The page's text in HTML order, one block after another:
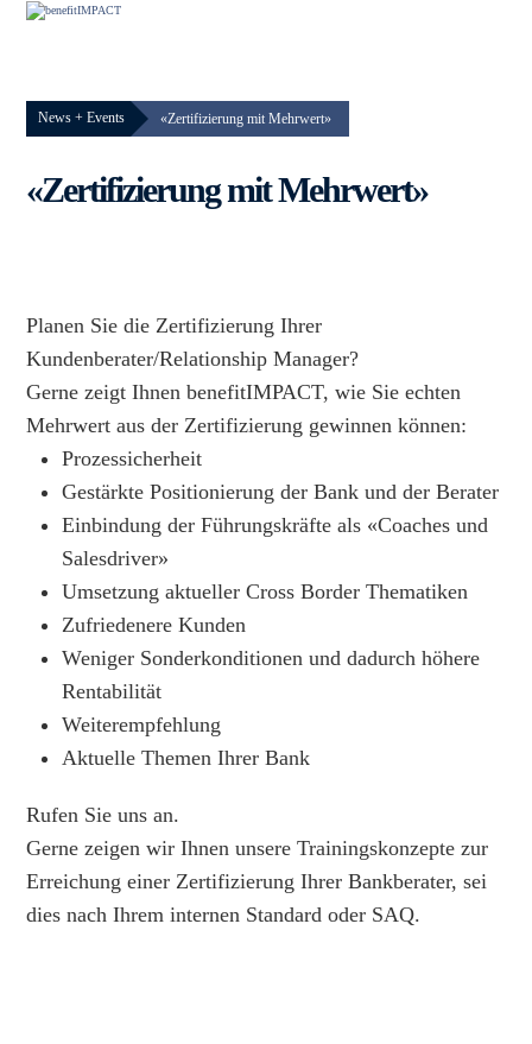
Open
menu
Close
menu
News + Events «Zertifizierung mit Mehrwert»
«Zertifizierung mit Mehrwert»
Planen Sie die Zertifizierung Ihrer
Kundenberater/Relationship Manager?
Gerne zeigt Ihnen benefitIMPACT, wie Sie echten
Mehrwert aus der Zertifizierung gewinnen können:
Prozessicherheit
Gestärkte Positionierung der Bank und der Berater
Einbindung der Führungskräfte als «Coaches und
Salesdriver»
Umsetzung aktueller Cross Border Thematiken
Zufriedenere Kunden
Weniger Sonderkonditionen und dadurch höhere
Rentabilität
Weiterempfehlung
Aktuelle Themen Ihrer Bank
Rufen Sie uns an.
Gerne zeigen wir Ihnen unsere Trainingskonzepte zur
Erreichung einer Zertifizierung Ihrer Bankberater, sei
dies nach Ihrem internen Standard oder SAQ.